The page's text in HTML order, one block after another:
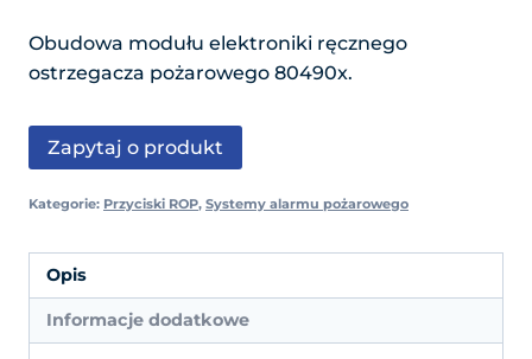
Obudowa modułu elektroniki ręcznego
ostrzegacza pożarowego 80490x.
Zapytaj o produkt
Kategorie: Przyciski ROP, Systemy alarmu pożarowego
Opis
Informacje dodatkowe